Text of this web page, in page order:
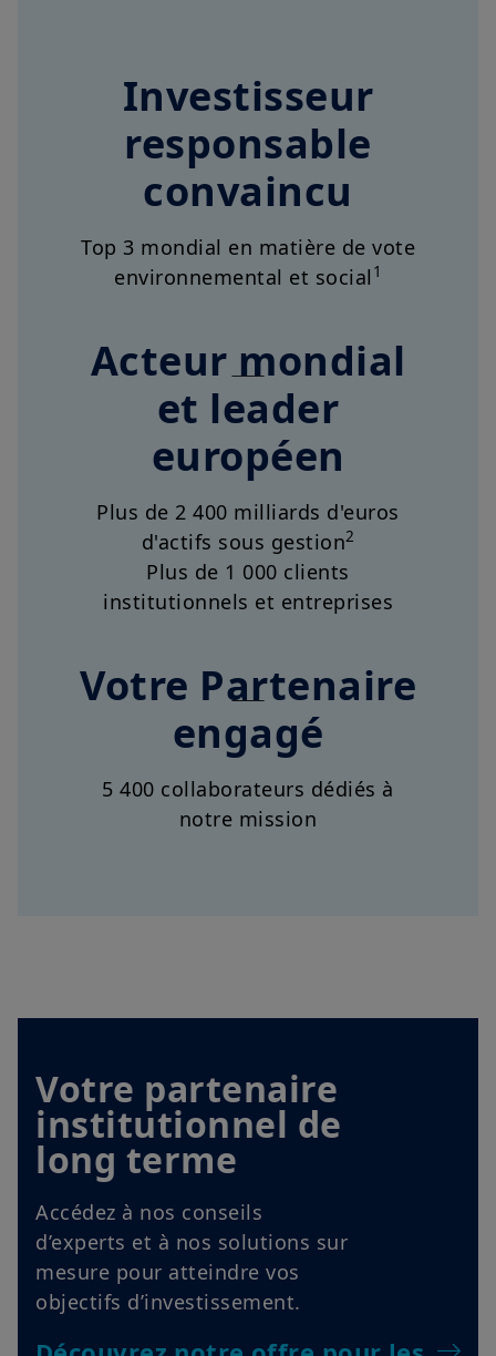
responsable
convaincu
Top 3 mondial en matière de vote
et leader
européen
Plus de 2 400 milliards d'euros
Plus de 1 000 clients
institutionnels et entreprises
engagé
5 400 collaborateurs dédiés à
institutionnel de
long terme
Accédez à nos conseils
mesure pour atteindre vos
objectifs d’investissement.
Découvrez notre offre pour les
investisseurs institutionnels